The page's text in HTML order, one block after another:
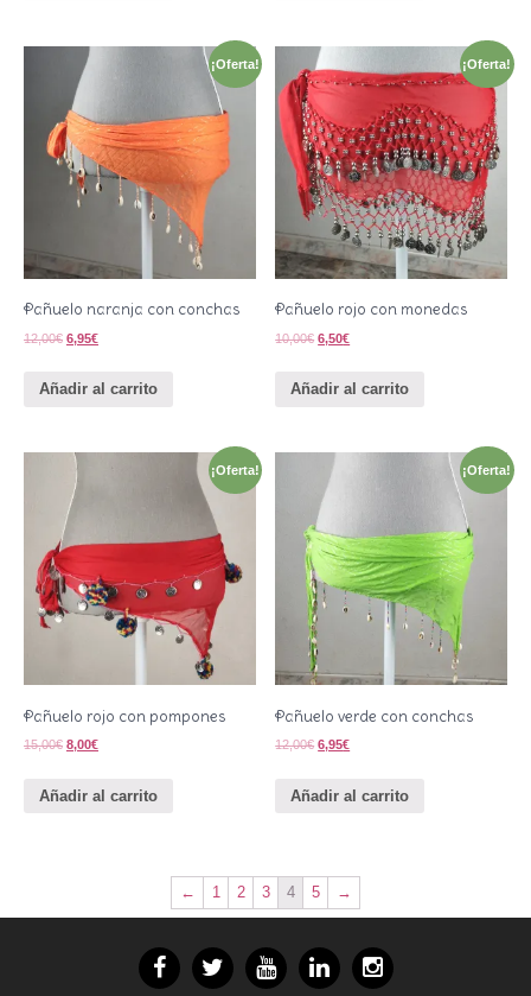
¡Oferta!
Pañuelo naranja con conchas
12,00€ 6,95€
Añadir al carrito
¡Oferta!
Pañuelo rojo con monedas
10,00€ 6,50€
Añadir al carrito
¡Oferta!
Pañuelo rojo con pompones
15,00€ 8,00€
Añadir al carrito
¡Oferta!
Pañuelo verde con conchas
12,00€ 6,95€
Añadir al carrito
← 1 2 3 4 5 →